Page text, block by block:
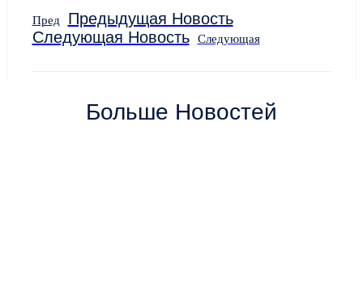
Пред
Предыдущая Новость
Следующая Новость
Следующая
Больше Новостей